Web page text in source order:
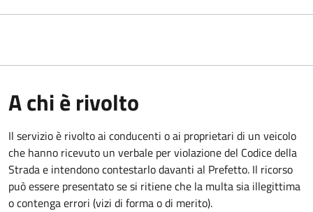
A chi è rivolto
Il servizio è rivolto ai conducenti o ai proprietari di un veicolo
che hanno ricevuto un verbale per violazione del Codice della
Strada e intendono contestarlo davanti al Prefetto. Il ricorso
può essere presentato se si ritiene che la multa sia illegittima
o contenga errori (vizi di forma o di merito).